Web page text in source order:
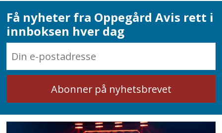
Få nyheter fra Oppegård Avis rett i
innboksen hver dag